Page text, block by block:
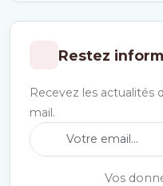
Restez
Recevez les actualités
mail.
Vos